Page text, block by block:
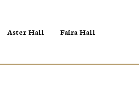
Aster Hall Faira Hall